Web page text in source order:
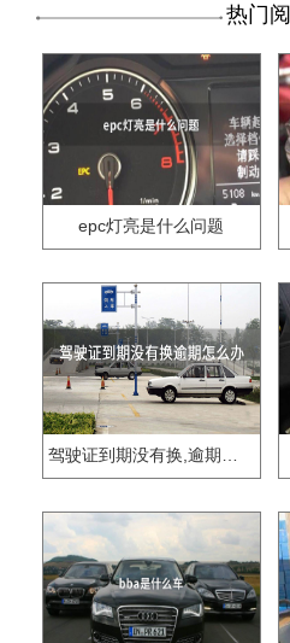
热门
epc灯亮是什么问题
驾驶证到期没有换,逾期怎么办??